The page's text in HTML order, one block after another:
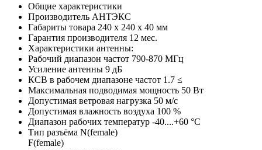
Общие характеристики
Производитель АНТЭКС
Габариты товара 240 x 240 x 40 мм
Гарантия производителя 12 мес.
Характеристики антенны:
Рабочий диапазон частот 790-870 МГц
Усиление антенны 9 дБ
КСВ в рабочем диапазоне частот 1.7 ≤
Максимальная подводимая мощность 50 Вт
Допустимая ветровая нагрузка 50 м/с
Допустимая влажность воздуха 100 %
Диапазон рабочих температур -40....+60 °C
Тип разъёма N(female)
F(female)